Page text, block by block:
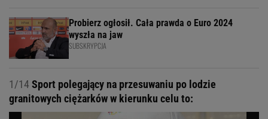
Probierz ogłosił. Cała prawda o Euro 2024
wyszła na jaw
SUBSKRYPCJA
1/14Sport polegający na przesuwaniu po lodzie
granitowych ciężarków w kierunku celu to: